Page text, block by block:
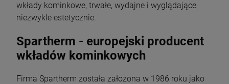
wkłady kominkowe, trwałe, wydajne i wyglądające
niezwykle estetycznie.
Spartherm - europejski producent
wkładów kominkowych
Firma Spartherm została założona w 1986 roku jako